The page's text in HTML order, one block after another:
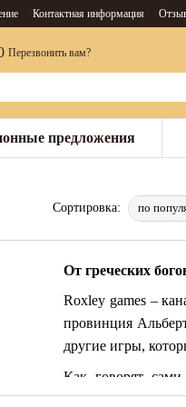
Контактная информация
Перезвонить вам?
предложения
Сортировка: по
От греческих
Roxley games –
провинция
другие игры,
Как говорят
графический